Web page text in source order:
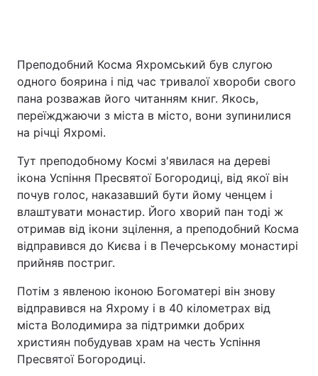
Преподобний Косма Яхромський був слугою
одного боярина і під час тривалої хвороби свого
пана розважав його читанням книг. Якось,
переїжджаючи з міста в місто, вони зупинилися
на річці Яхромі.
Тут преподобному Космі з'явилася на дереві
ікона Успіння Пресвятої Богородиці, від якої він
почув голос, наказавший бути йому ченцем і
влаштувати монастир. Його хворий пан тоді ж
отримав від ікони зцілення, а преподобний Косма
відправився до Києва і в Печерському монастирі
прийняв постриг.
Потім з явленою іконою Богоматері він знову
відправився на Яхрому і в 40 кілометрах від
міста Володимира за підтримки добрих
християн побудував храм на честь Успіння
Пресвятої Богородиці.